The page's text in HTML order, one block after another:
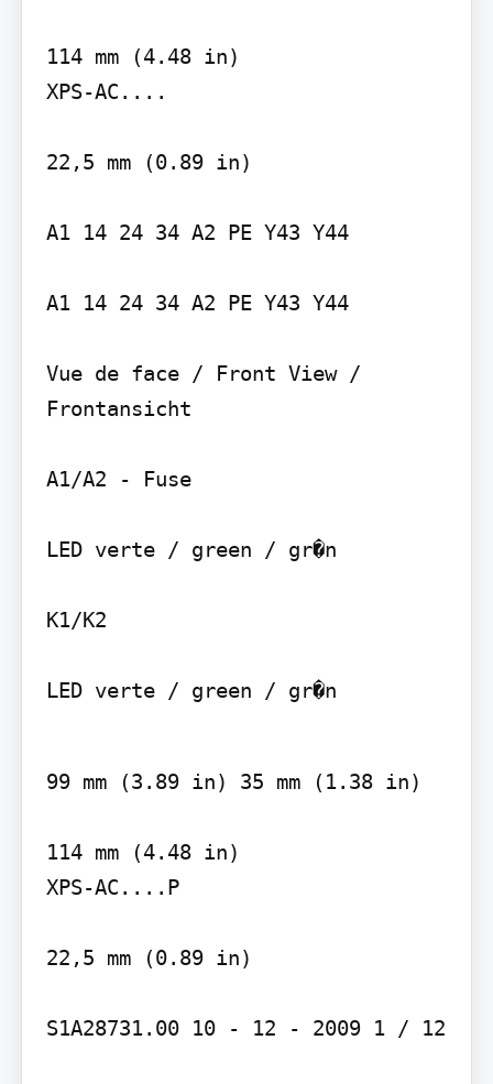
114 mm (4.48 in)
XPS-AC....
22,5 mm (0.89 in)
A1 14 24 34 A2 PE Y43 Y44
A1 14 24 34 A2 PE Y43 Y44
Vue de face / Front View /
Frontansicht
A1/A2 - Fuse
LED verte / green / gr�n
K1/K2
LED verte / green / gr�n
99 mm (3.89 in) 35 mm (1.38 in)
114 mm (4.48 in)
XPS-AC....P
22,5 mm (0.89 in)
S1A28731.00 10 - 12 - 2009 1 / 12